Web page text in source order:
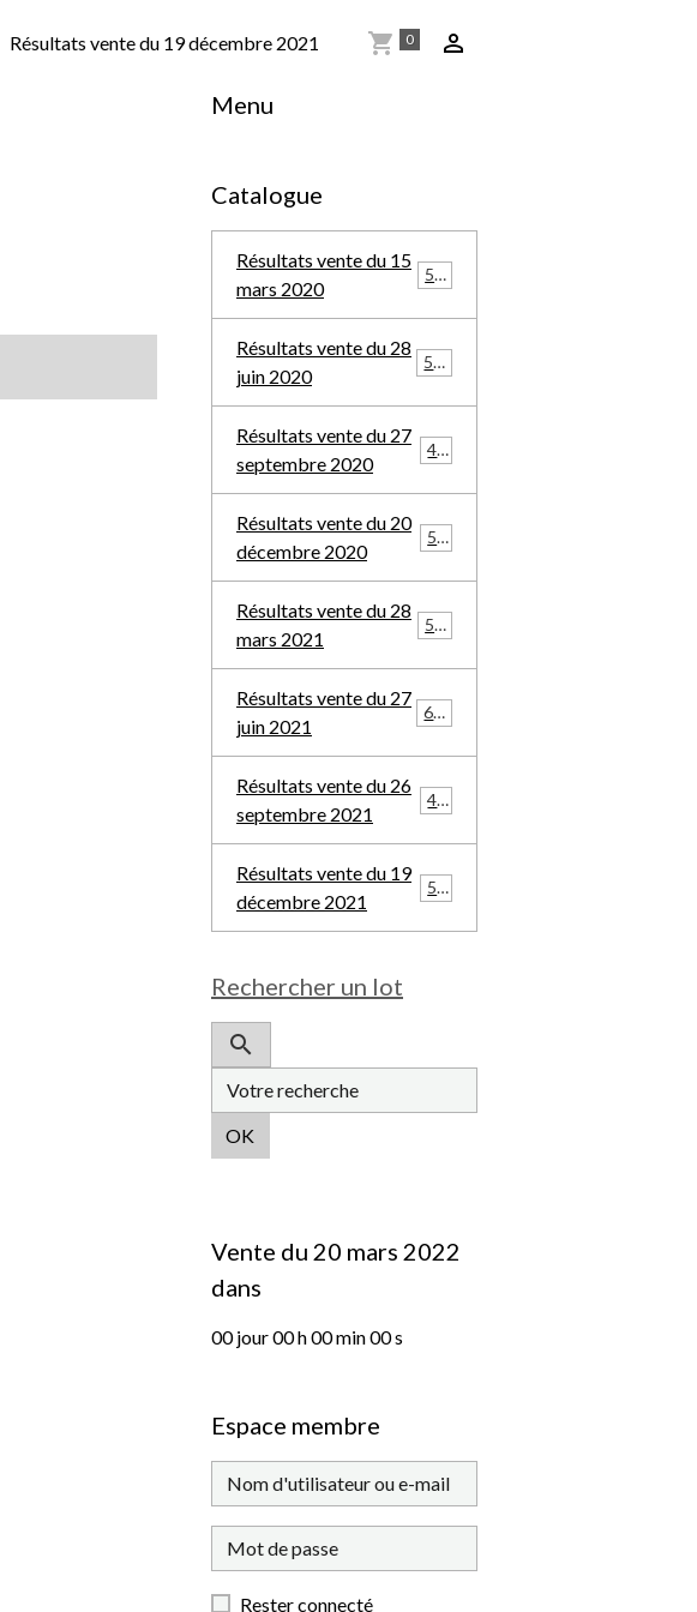
Résultats vente du 19 décembre 2021 0
Menu
Catalogue
Résultats vente du 15
mars 2020
569
Résultats vente du 28
juin 2020
588
Résultats vente du 27
septembre 2020
457
Résultats vente du 20
décembre 2020
548
Résultats vente du 28
mars 2021
532
Résultats vente du 27
juin 2021
685
Résultats vente du 26
septembre 2021
481
Résultats vente du 19
décembre 2021
508
Rechercher un lot
OK
Vente du 20 mars 2022
dans
00jour00h00min00s
Espace membre
Rester connecté